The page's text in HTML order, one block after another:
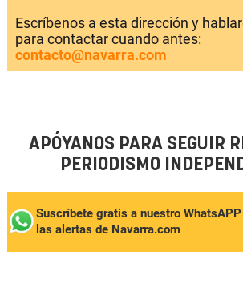
Escríbenos a esta dirección y
para contactar cuando antes:
contacto@navarra.com
APÓYANOS PARA SEGUIR
PERIODISMO
Suscríbete gratis a nuestro
las alertas de Navarra.com